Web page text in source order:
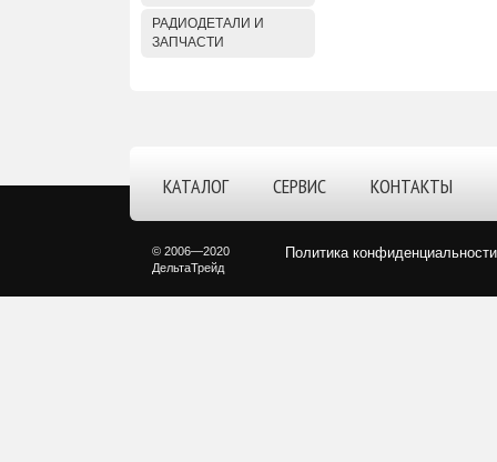
РАДИОДЕТАЛИ И
ЗАПЧАСТИ
КАТАЛОГ СЕРВИС КОНТАКТЫ
Политика конфиденциальности
© 2006—2020
ДельтаТрейд